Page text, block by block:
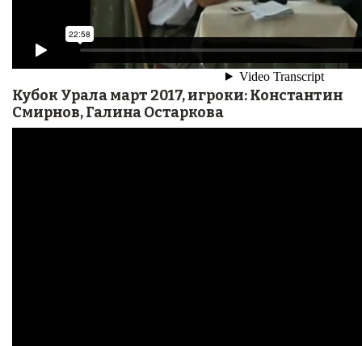
Кубок Урала март 2017, игроки: Константин
Смирнов, Галина Остаркова